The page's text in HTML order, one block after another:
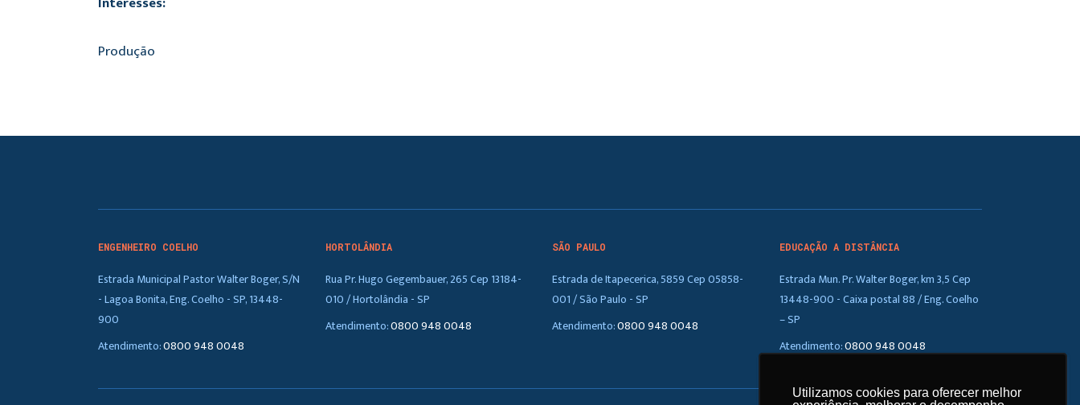
Utilizamos cookies para oferecer melhor
Utilizamos cookies para oferecer melhor
Produção
ENGENHEIRO COELHO
Estrada Municipal Pastor Walter Boger, S/N
- Lagoa Bonita, Eng. Coelho - SP, 13448-
900
Atendimento:0800 948 0048
HORTOLÂNDIA
Rua Pr. Hugo Gegembauer, 265 Cep 13184-
010 / Hortolândia - SP
Atendimento:0800 948 0048
SÃO PAULO
Estrada de Itapecerica, 5859 Cep 05858-
001 / São Paulo - SP
Atendimento:0800 948 0048
EDUCAÇÃO A DISTÂNCIA
Estrada Mun. Pr. Walter Boger, km 3,5 Cep
13448-900 - Caixa postal 88 / Eng. Coelho
– SP
Atendimento:0800 948 0048